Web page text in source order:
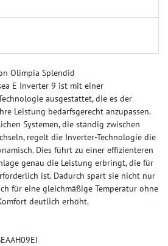
Olimpia Splendid
E Inverter 9 ist mit einer
ausgestattet, die es der
Leistung bedarfsgerecht anzupassen.
Systemen, die ständig zwischen
regelt die Inverter-Technologie die
Dies führt zu einer effizienteren
genau die Leistung erbringt, die für
ist. Dadurch spart sie nicht nur
für eine gleichmäßige Temperatur ohne
deutlich erhöht.